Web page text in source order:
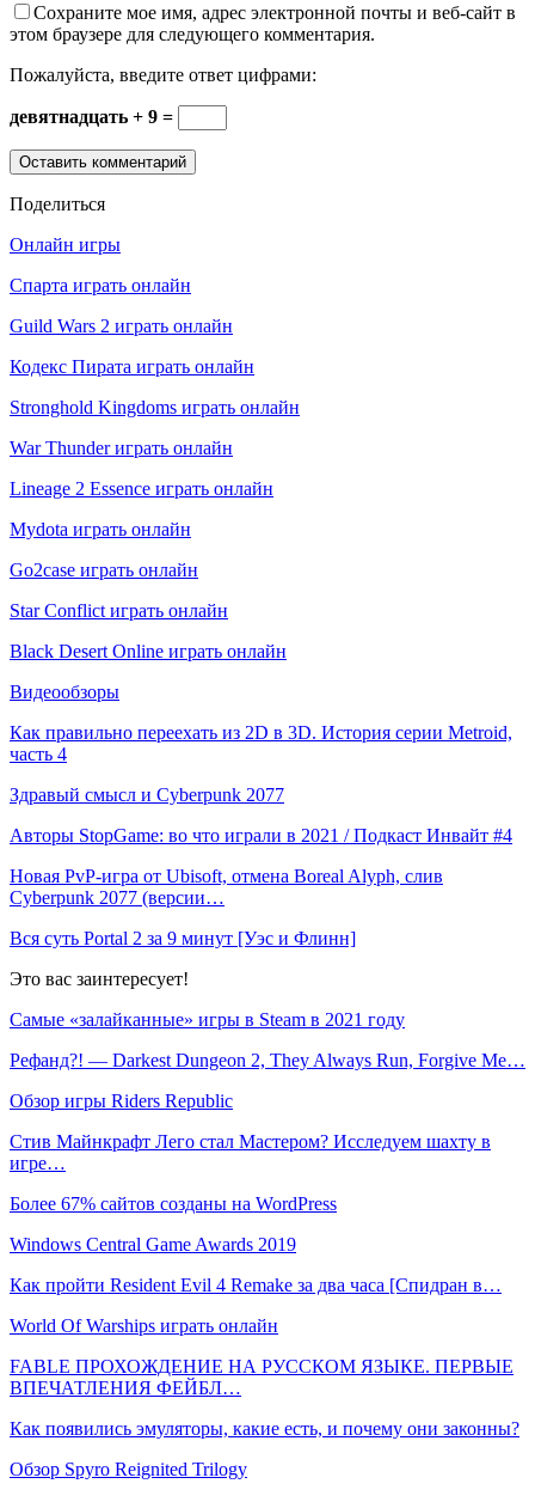
Сохраните мое имя, адрес электронной почты и веб-сайт в
этом браузере для следующего комментария.
Пожалуйста, введите ответ цифрами:
девятнадцать + 9 =
Поделиться
Онлайн игры
Спарта играть онлайн
Guild Wars 2 играть онлайн
Кодекс Пирата играть онлайн
Stronghold Kingdoms играть онлайн
War Thunder играть онлайн
Lineage 2 Essence играть онлайн
Mydota играть онлайн
Go2case играть онлайн
Star Conflict играть онлайн
Black Desert Online играть онлайн
Видеообзоры
Как правильно переехать из 2D в 3D. История серии Metroid,
часть 4
Здравый смысл и Cyberpunk 2077
Авторы StopGame: во что играли в 2021 / Подкаст Инвайт #4
Новая PvP-игра от Ubisoft, отмена Boreal Alyph, слив
Cyberpunk 2077 (версии…
Вся суть Portal 2 за 9 минут [Уэс и Флинн]
Это вас заинтересует!
Самые «залайканные» игры в Steam в 2021 году
Рефанд?! — Darkest Dungeon 2, They Always Run, Forgive Me…
Обзор игры Riders Republic
Стив Майнкрафт Лего стал Мастером? Исследуем шахту в
игре…
Более 67% сайтов созданы на WordPress
Windows Central Game Awards 2019
Как пройти Resident Evil 4 Remake за два часа [Спидран в…
World Of Warships играть онлайн
FABLE ПРОХОЖДЕНИЕ НА РУССКОМ ЯЗЫКЕ. ПЕРВЫЕ
ВПЕЧАТЛЕНИЯ ФЕЙБЛ…
Как появились эмуляторы, какие есть, и почему они законны?
Обзор Spyro Reignited Trilogy